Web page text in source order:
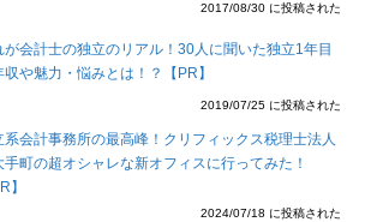
2017/08/30 に投稿された
が会計士の独立のリアル！30人に聞いた独立1年目
収や魅力・悩みとは！？【PR】
2019/07/25 に投稿された
系会計事務所の最高峰！クリフィックス税理士法人
手町の超オシャレな新オフィスに行ってみた！
】
2024/07/18 に投稿された